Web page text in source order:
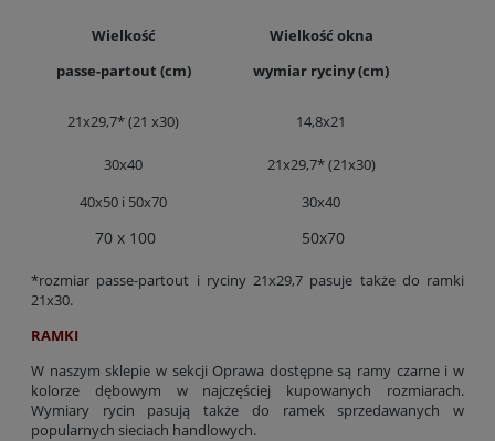
Wielkość
passe-partout (cm)
Wielkość okna
wymiar ryciny (cm)
21x29,7* (21 x30) 14,8x21
30x40
21x29,7* (21x30)
40x50 i 50x70
30x40
70 x 100 50x70
*rozmiar passe-partout i ryciny 21x29,7 pasuje także do ramki
21x30.
RAMKI
W naszym sklepie w sekcji Oprawa dostępne są ramy czarne i w
kolorze dębowym w najczęściej kupowanych rozmiarach.
Wymiary rycin pasują także do ramek sprzedawanych w
popularnych sieciach handlowych.